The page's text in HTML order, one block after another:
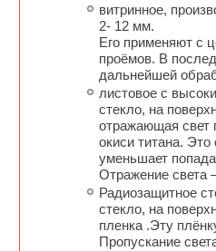
витринное,
2- 12 мм.
Его применяют с
проёмов. В
дальнейшей
листовое с
стекло, на
отражающая свет
окиси титана.
уменьшает
Отражение света
Радиозащитное
стекло, на
пленка .Эту
Пропускание